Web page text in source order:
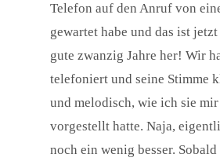
Telefon auf den Anruf von
gewartet habe und das ist
gute zwanzig Jahre her! Wir
telefoniert und seine Stimme
und melodisch, wie ich sie mir
vorgestellt hatte. Naja,
noch ein wenig besser.